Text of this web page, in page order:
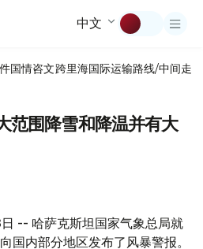
中文
国情咨文跨里海国际运输路线/中间走廊
范围降雪和降温并有大
-- 哈萨克斯坦国家气象总局就
国内部分地区发布了风暴警报。